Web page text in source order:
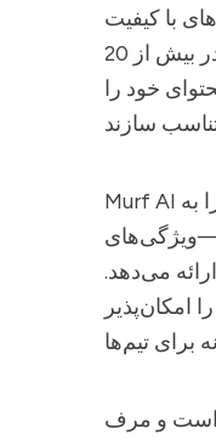
با کیفیت
استودیویی، که از طریق انتخاب گسترده‌ای از بیش از 120 صدای هوش مصنوعی در بیش از 20
خود را
Murf AI
می‌دهد.
امکان‌پذیر
است و